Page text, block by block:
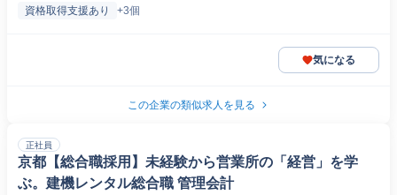
資格取得支援あり +3個
気になる
この企業の類似求人を見る
正社員
京都【総合職採用】未経験から営業所の「経営」を学
ぶ。建機レンタル総合職 管理会計